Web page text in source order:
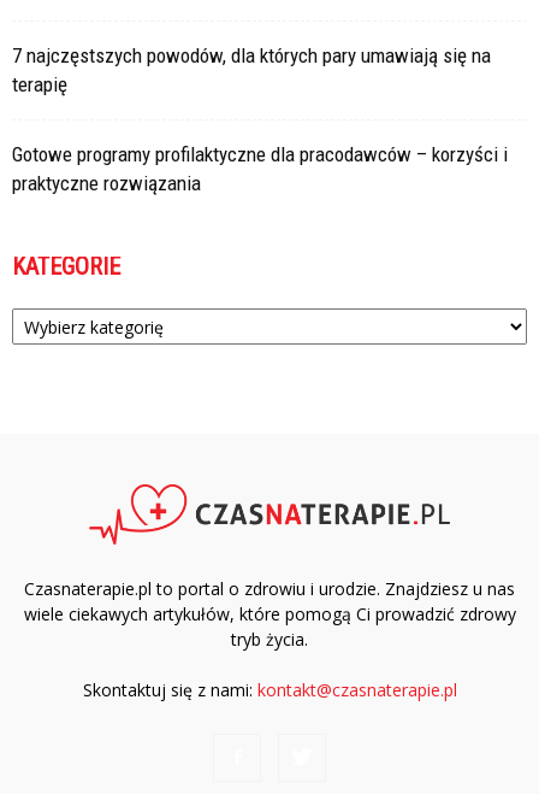
7 najczęstszych powodów, dla których pary umawiają się na
terapię
Gotowe programy profilaktyczne dla pracodawców – korzyści i
praktyczne rozwiązania
KATEGORIE
Kategorie
Czasnaterapie.pl to portal o zdrowiu i urodzie. Znajdziesz u nas
wiele ciekawych artykułów, które pomogą Ci prowadzić zdrowy
tryb życia.
Skontaktuj się z nami: kontakt@czasnaterapie.pl